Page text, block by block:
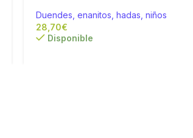
Duendes, enanitos, hadas, niños
€
Disponible